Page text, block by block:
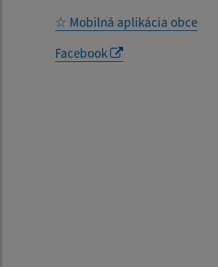
☆ Mobilná aplikácia obce
Facebook